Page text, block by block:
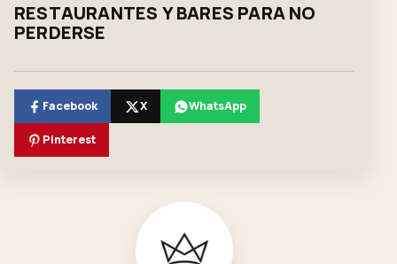
RESTAURANTES Y BARES PARA NO
PERDERSE
Facebook X WhatsApp
Pinterest